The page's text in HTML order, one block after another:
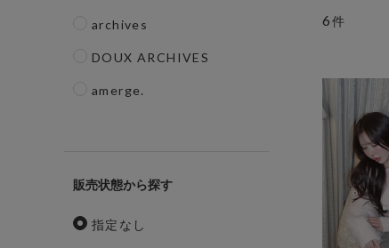
archives
DOUX ARCHIVES
amerge.
販売状態
指定なし
6件